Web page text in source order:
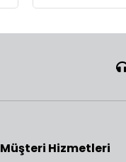
Müşteri Hizmetleri